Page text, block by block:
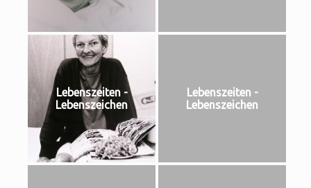
Lebenszeiten -
Lebenszeichen
Lebenszeiten -
Lebenszeichen